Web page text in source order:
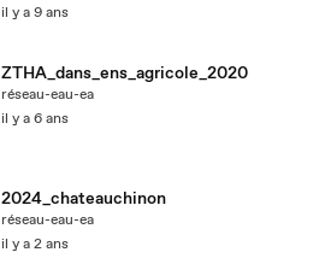
il y a 9 ans
ZTHA_dans_ens_agricole_2020
réseau-eau-ea
il y a 6 ans
2024_chateauchinon
réseau-eau-ea
il y a 2 ans